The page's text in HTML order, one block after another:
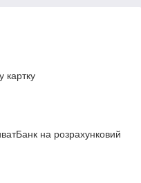
картку
на розрахунковий